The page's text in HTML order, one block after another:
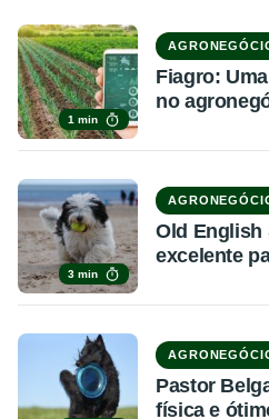
1 min
Fiagro:
no
3 min
Old English
excelente
Pastor
física e